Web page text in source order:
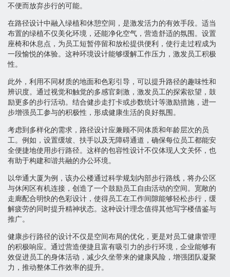
不便而放弃步行的可能。
在路径设计中融入绿植和休憩空间，是激发活力的有效手段。适当
布置的绿植不仅美化环境，还能净化空气，营造舒适的氛围。设置
座椅和休息点，为员工短暂停留和放松提供便利，使行走过程成为
一段愉悦的体验。这种环境设计能够缓解工作压力，激发员工积极
性。
此外，利用不同材质的地面和色彩引导，可以提升路径的趣味性和
辨识度。通过视觉和触觉的多感官刺激，激发员工的探索欲望，鼓
励更多的步行活动。结合健步走打卡或步数统计等激励措施，进一
步增强员工参与的积极性，形成健康生活的良好氛围。
考虑到多样化的需求，路径设计应兼顾不同体质和年龄层次的员
工。例如，设置缓坡、扶手以及无障碍通道，确保每位员工都能安
全便捷地使用步行路径。这样的包容性设计不仅体现人文关怀，也
有助于构建和谐共融的办公环境。
以华通大厦为例，该办公楼通过科学规划内部步行路线，将办公区
与休闲区有机连接，创造了一个鼓励员工自由活动的空间。宽敞的
走廊配合明快的色彩设计，使得员工在工作间隙能够轻松步行，缓
解疲劳的同时提升精神状态。这种设计理念值得其他写字楼借鉴与
推广。
健康步行路径的设计不仅是空间布局的优化，更是对员工健康管理
的积极响应。通过营造便捷且富有吸引力的步行环境，企业能够有
效促进员工的身体活动，减少久坐带来的健康风险，增强团队凝聚
力，推动整体工作效率的提升。